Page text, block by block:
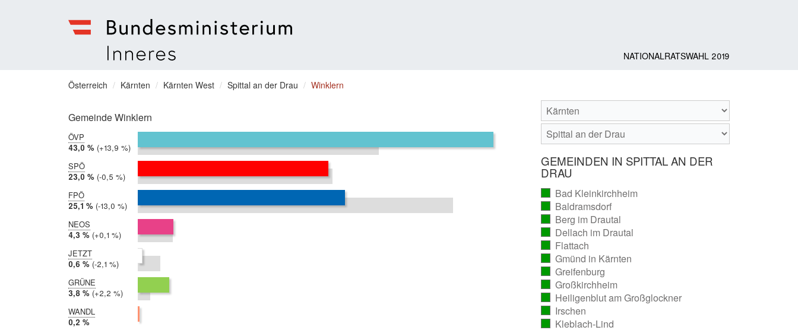
für
Inneres
NATIONALRATSWAHL 2019
Sie
sich
hier:
Österreich Kärnten Kärnten West Spittal an der Drau Winklern
Gemeinde Winklern
ÖVP
2019:
43,0 %
2017:
29,2 %
Differenz:
+13,9 %
SPÖ
2019:
23,0 %
2017:
23,6 %
Differenz:
-0,5 %
FPÖ
2019:
25,1 %
2017:
38,1 %
Differenz:
-13,0 %
NEOS
2019:
4,3 %
2017:
4,2 %
Differenz:
+0,1 %
JETZT
2019:
0,6 %
2017:
2,7 %
Differenz:
-2,1 %
GRÜNE
2019:
3,8 %
2017:
1,5 %
Differenz:
+2,2 %
WANDL
2019:
0,2 %
GEMEINDEN IN SPITTAL AN DER
DRAU
Bad Kleinkirchheim
ausgezählt)
Baldramsdorf
ausgezählt)
Berg im Drautal
ausgezählt)
Dellach im Drautal
ausgezählt)
Flattach
ausgezählt)
Gmünd in Kärnten
ausgezählt)
Greifenburg
ausgezählt)
Großkirchheim
ausgezählt)
Heiligenblut am Großglockner
(vollständig
ausgezählt)
Irschen
ausgezählt)
Kleblach-Lind